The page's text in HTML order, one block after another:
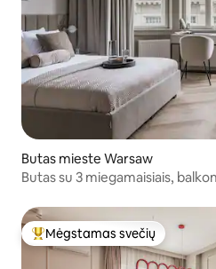
Butas mieste Warsaw
Butas su 3 miegamaisiais,
Svečių mėgstamiausias
Mėgstamas svečių